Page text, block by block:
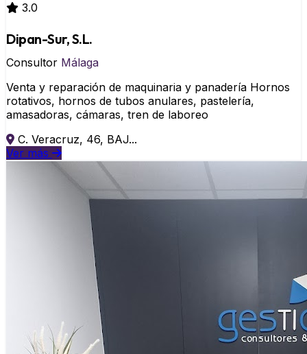
3.0
Dipan-Sur, S.L.
Consultor Málaga
Venta y reparación de maquinaria y panadería Hornos
rotativos, hornos de tubos anulares, pastelería,
amasadoras, cámaras, tren de laboreo
C. Veracruz, 46, BAJ...
Ver más